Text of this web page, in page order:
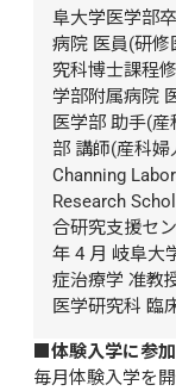
阜大学医学部
病院 医員(研修
究科博士課程
学部附属病院
医学部 助手(
部 講師(産科婦
Channing
Research
合研究支援セ
年 4 月 岐阜大
症治療学 准教
医学研究科 臨
■体験入学に参
毎月体験入学を